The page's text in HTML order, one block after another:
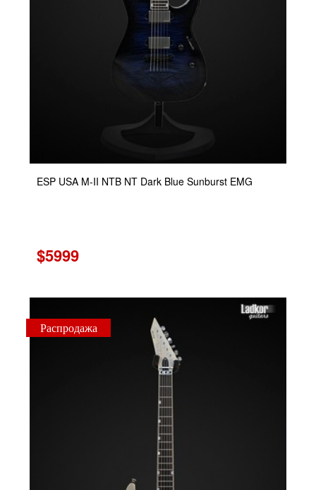
ESP USA M-II NTB NT Dark Blue Sunburst EMG
$5999
Распродажа